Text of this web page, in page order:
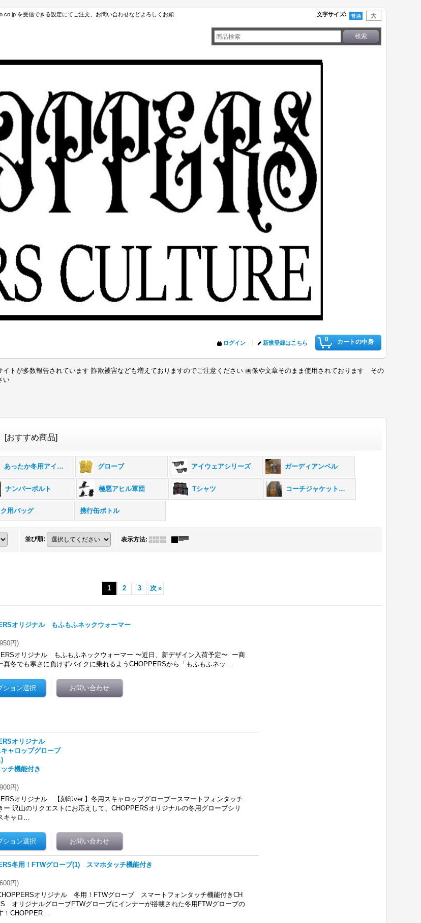
を受信できる設定にてご注文、お問い合わせなどよろしくお願
文字サイズ:
0 カートの中身
ログイン 新規登録はこちら
トが多数報告されています 詐欺被害なども増えておりますのでご注意ください 画像や文章そのまま使用されております その
い
[おすすめ商品]
あったか冬用アイテム グローブ アイウェアシリーズ ガーディアンベル
ナンバーボルト 極悪アヒル軍団 Tシャツ コーチジャケット・ネルシャツ・パーカー
用バッグ 携行缶ボトル
並び順: 表示方法:
1 2 3 次 »
オリジナル もふもふネックウォーマー
円)
オリジナル もふもふネックウォーマー 〜近日、新デザイン入荷予定〜 ー商
真冬でも寒さに負けずバイクに乗れるようCHOPPERSから「もふもふネッ…
オリジナル
ャロップグローブ
チ機能付き
円)
オリジナル 【刻印ver.】冬用スキャロップグローブースマートフォンタッチ
ー 沢山のリクエストにお応えして、CHOPPERSオリジナルの冬用グローブシリ
キャロ…
冬用！FTWグローブ(1) スマホタッチ機能付き
円)
オリジナル 冬用！FTWグローブ スマートフォンタッチ機能付きCH
オリジナルグローブFTWグローブにインナーが搭載された冬用FTWグローブの
！CHOPPER…